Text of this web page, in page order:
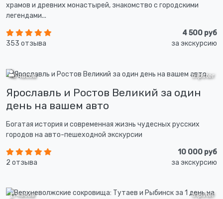
храмов и древних монастырей, знакомство с городскими
легендами...
353 отзыва
4 500 руб
за экскурсию
tripster
10 часов
Ярославль и Ростов Великий за один
день на вашем авто
Богатая история и современная жизнь чудесных русских
городов на авто-пешеходной экскурсии
2 отзыва
10 000 руб
за экскурсию
tripster
11 часов